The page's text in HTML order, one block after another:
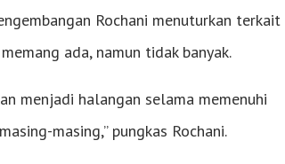
Rochani menuturkan terkait
ada, namun tidak banyak.
menjadi halangan selama memenuhi
masing,” pungkas Rochani.